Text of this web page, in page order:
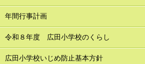
年間行事計画
令和８年度 広田小学校のくらし
広田小学校いじめ防止基本方針